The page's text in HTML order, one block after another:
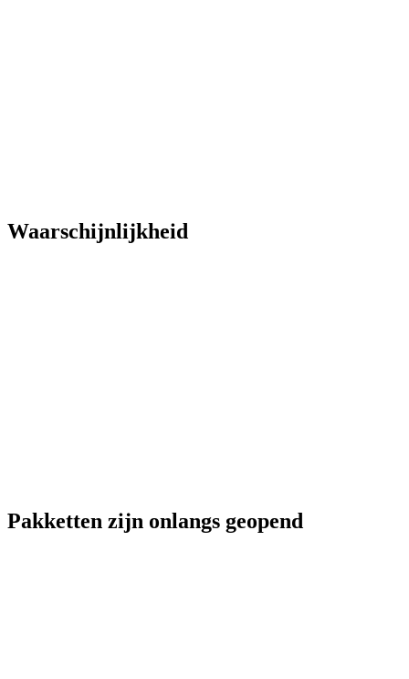
Waarschijnlijkheid
Pakketten zijn onlangs geopend